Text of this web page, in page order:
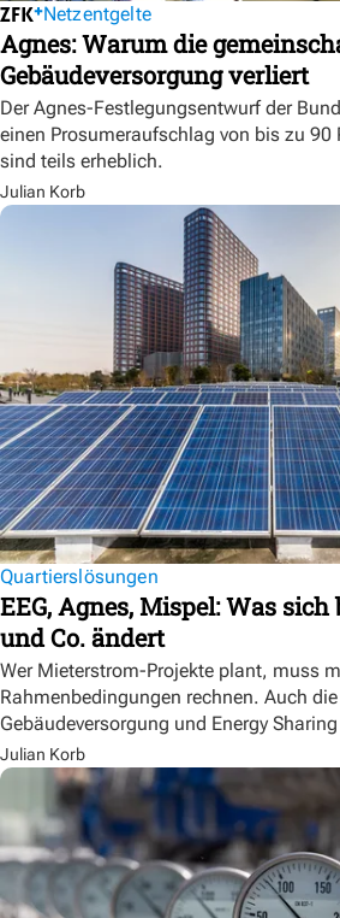
Netzentgelte
Agnes: Warum die
Gebäudeversorgung verliert
Der Agnes-Festlegungsentwurf der
einen Prosumeraufschlag von bis zu 90
sind teils erheblich.
Julian Korb
Quartierslösungen
EEG, Agnes, Mispel: Was
und Co. ändert
Wer Mieterstrom-Projekte plant, muss
Rahmenbedingungen rechnen. Auch
Gebäudeversorgung und Energy
Julian Korb